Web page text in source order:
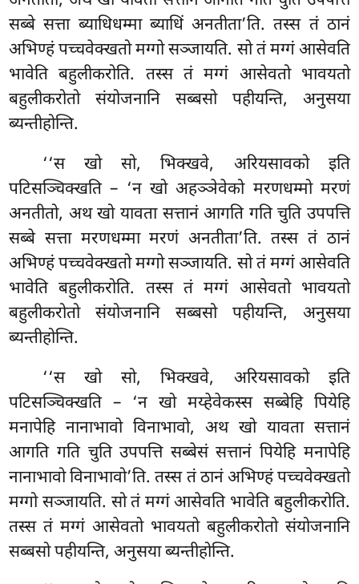
सब्बे सत्ता ब्याधिधम्मा ब्याधिं अनतीता’ति. तस्स तं ठानं
अभिण्हं पच्चवेक्खतो मग्गो सञ्जायति. सो तं मग्गं आसेवति
भावेति बहुलीकरोति. तस्स तं मग्गं आसेवतो भावयतो
बहुलीकरोतो संयोजनानि सब्बसो पहीयन्ति, अनुसया
ब्यन्तीहोन्ति.
‘‘स खो सो, भिक्खवे, अरियसावको इति
पटिसञ्चिक्खति – ‘न खो अहञ्ञेवेको मरणधम्मो मरणं
अनतीतो, अथ खो यावता सत्तानं आगति गति चुति उपपत्ति
सब्बे सत्ता मरणधम्मा मरणं अनतीता’ति. तस्स तं ठानं
अभिण्हं पच्चवेक्खतो मग्गो सञ्जायति. सो तं मग्गं आसेवति
भावेति बहुलीकरोति. तस्स तं मग्गं आसेवतो भावयतो
बहुलीकरोतो संयोजनानि सब्बसो पहीयन्ति, अनुसया
ब्यन्तीहोन्ति.
‘‘स खो सो, भिक्खवे, अरियसावको इति
पटिसञ्चिक्खति – ‘न खो मय्हेवेकस्स सब्बेहि पियेहि
मनापेहि नानाभावो विनाभावो, अथ खो यावता सत्तानं
आगति गति चुति उपपत्ति सब्बेसं सत्तानं पियेहि मनापेहि
नानाभावो विनाभावो’ति. तस्स तं ठानं अभिण्हंपच्चवेक्खतो
मग्गो सञ्जायति. सो तं मग्गं आसेवति भावेति बहुलीकरोति.
तस्स तं मग्गं आसेवतो भावयतो बहुलीकरोतो संयोजनानि
सब्बसो पहीयन्ति, अनुसया ब्यन्तीहोन्ति.